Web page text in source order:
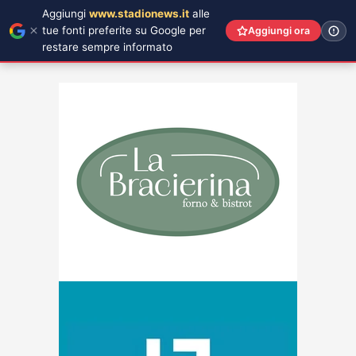
Aggiungi www.stadionews.it alle
tue fonti preferite su Google per
restare sempre informato
Aggiungi ora